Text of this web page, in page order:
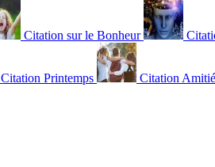
Citation sur le Bonheur
Citation Printemps Citation Amitié